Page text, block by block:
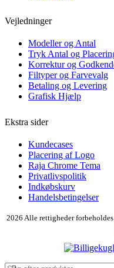
Vejledninger
Modeller og Antal
Tryk Antal og
Korrektur og
Filtyper og Farvevalg
Betaling og Levering
Grafisk Hjælp
Ekstra sider
Kundecases
Placering af Logo
Raja Chrome Tema
Privatlivspolitik
Indkøbskurv
Handelsbetingelser
2026 Alle rettigheder